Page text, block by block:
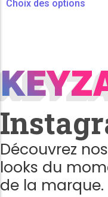
Choix des options
Découvrez
looks du
de la marque.